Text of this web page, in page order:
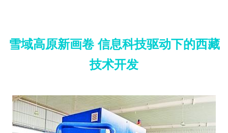
雪域高原新画卷 信息科技驱动下的西藏
技术开发